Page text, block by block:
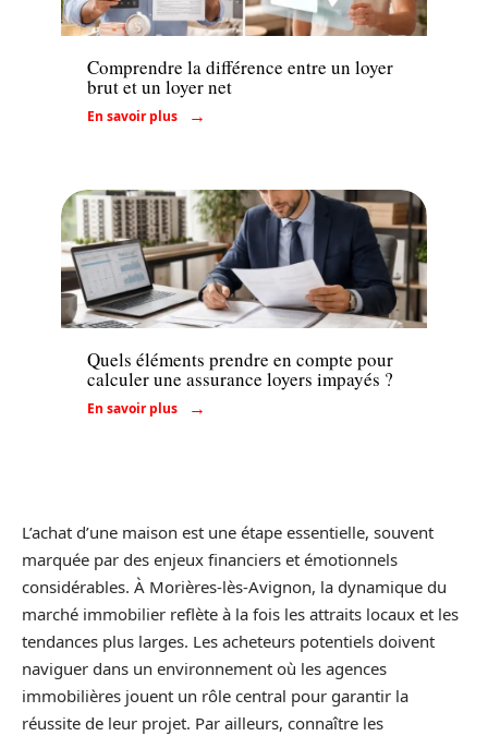
Louer
Comprendre la différence entre un loyer
brut et un loyer net
En savoir plus
Assurer
Quels éléments prendre en compte pour
calculer une assurance loyers impayés ?
En savoir plus
L’achat d’une maison est une étape essentielle, souvent
marquée par des enjeux financiers et émotionnels
considérables. À Morières-lès-Avignon, la dynamique du
marché immobilier reflète à la fois les attraits locaux et les
tendances plus larges. Les acheteurs potentiels doivent
naviguer dans un environnement où les agences
immobilières jouent un rôle central pour garantir la
réussite de leur projet. Par ailleurs, connaître les